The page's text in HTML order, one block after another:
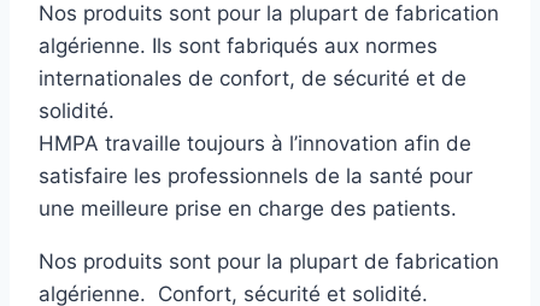
Nos produits sont pour la plupart de fabrication
algérienne. Ils sont fabriqués aux normes
internationales de confort, de sécurité et de
solidité.
HMPA travaille toujours à l’innovation afin de
satisfaire les professionnels de la santé pour
une meilleure prise en charge des patients.
Nos produits sont pour la plupart de fabrication
algérienne. Confort, sécurité et solidité.